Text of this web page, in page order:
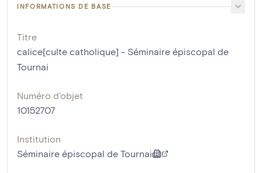
INFORMATIONS DE BASE
Titre
calice[culte catholique] - Séminaire épiscopal de
Tournai
Numéro d'objet
10152707
Institution
Séminaire épiscopal de Tournai